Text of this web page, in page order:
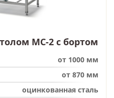
МС-2 с бортом
от 1000 мм
от 870 мм
оцинкованная сталь